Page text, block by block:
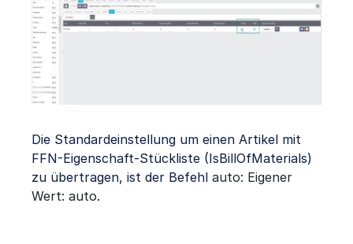
Die Standardeinstellung um einen Artikel mit
FFN-Eigenschaft-Stückliste (IsBillOfMaterials)
zu übertragen, ist der Befehl auto: Eigener
Wert: auto.